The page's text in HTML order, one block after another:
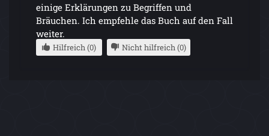
einige Erklärungen zu Begriffen und
Bräuchen. Ich empfehle das Buch auf den Fall
weiter.
Hilfreich (0) Nicht hilfreich (0)